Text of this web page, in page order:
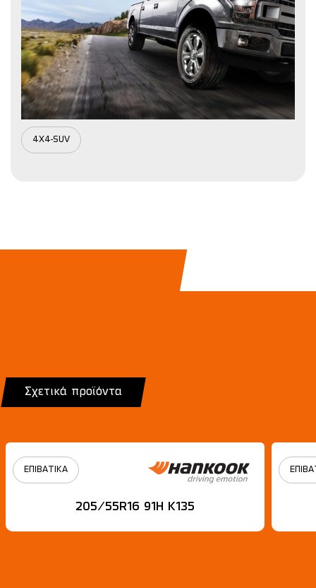
4X4-SUV
Σχετικά προϊόντα
ΕΠΙΒΑΤΙΚΑ
205/55R16 91H Κ135